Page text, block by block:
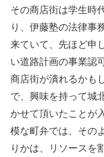
その商店街は学生時
り、伊藤塾の法律事
来ていて、先ほど申
い道路計画の事業認
商店街が潰れるかも
で、興味を持って城
かせて頂いたことが
模な町弁では、その
りかは、リソースを